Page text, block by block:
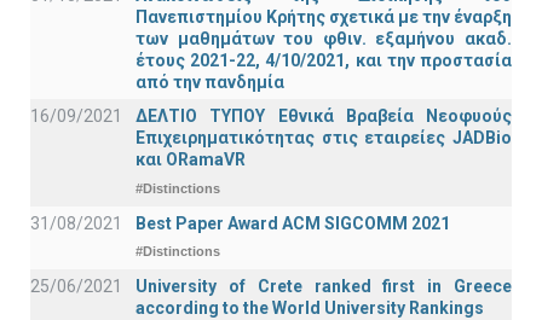
Πανεπιστημίου Κρήτης σχετικά με την έναρξη
των μαθημάτων του φθιν. εξαμήνου ακαδ.
έτους 2021-22, 4/10/2021, και την προστασία
από την πανδημία
16/09/2021
ΔΕΛΤΙΟ ΤΥΠΟΥ Εθνικά Βραβεία Νεοφυούς
Επιχειρηματικότητας στις εταιρείες JADBio
και ORamaVR
#Distinctions
31/08/2021 Best Paper Award ACM SIGCOMM 2021
#Distinctions
25/06/2021
University of Crete ranked first in Greece
according to the World University Rankings